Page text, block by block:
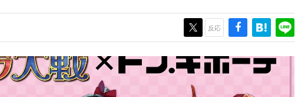
反応